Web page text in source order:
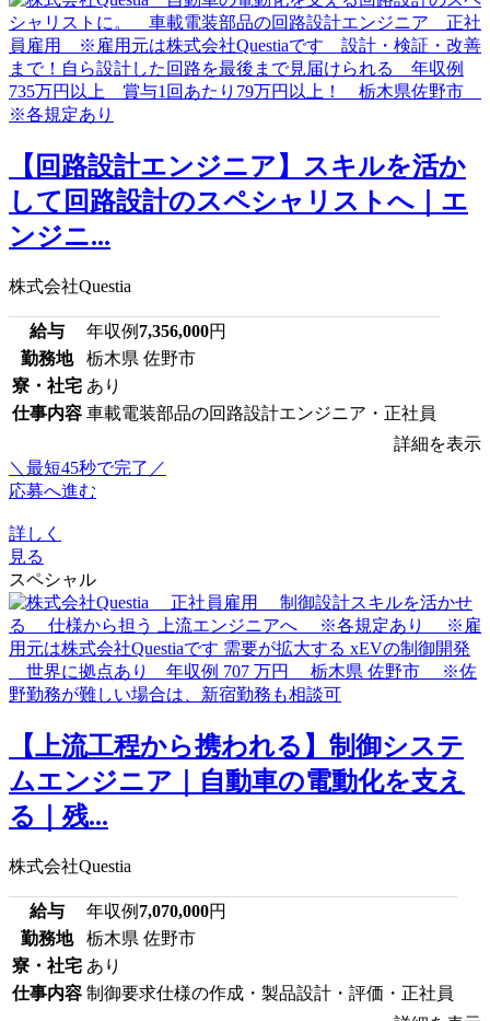
【回路設計エンジニア】スキルを活か
して回路設計のスペシャリストへ｜エ
ンジニ...
株式会社Questia
給与 年収例 7,356,000円
勤務地
栃木県 佐野市
寮・社宅 あり
仕事内容 車載電装部品の回路設計エンジニア・正社員
詳細を表示
＼最短45秒で完了／
応募へ進む
詳しく
見る
スペシャル
【上流工程から携われる】制御システ
ムエンジニア｜自動車の電動化を支え
る｜残...
株式会社Questia
給与 年収例 7,070,000円
勤務地
栃木県 佐野市
寮・社宅 あり
仕事内容 制御要求仕様の作成・製品設計・評価・正社員